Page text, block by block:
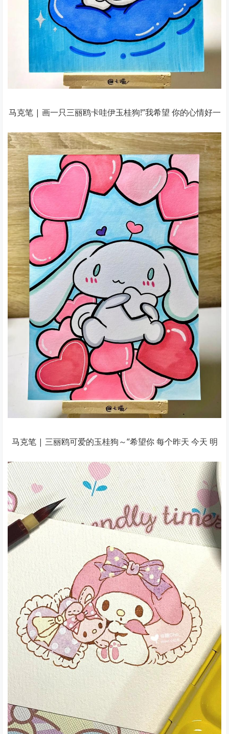
马克笔 | 画一只三丽鸥卡哇伊玉桂狗!”我希望 你的心情好一
马克笔 | 三丽鸥可爱的玉桂狗～”希望你 每个昨天 今天 明